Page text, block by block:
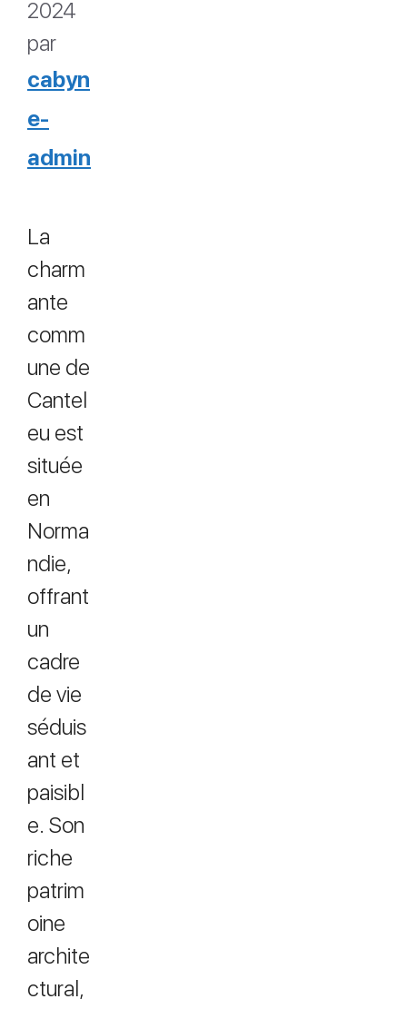
2024
par
cabyn
e-
admin
La
charm
ante
comm
une de
Cantel
eu est
située
en
Norma
ndie,
offrant
un
cadre
de vie
séduis
ant et
paisibl
e. Son
riche
patrim
oine
archite
ctural,